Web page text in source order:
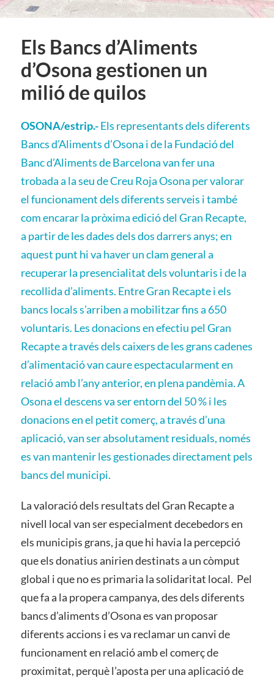
Els Bancs d’Aliments
d’Osona gestionen un
milió de quilos
OSONA/estrip.-Els representants dels diferents
Bancs d’Aliments d’Osona i de la Fundació del
Banc d’Aliments de Barcelona van fer una
trobada a la seu de Creu Roja Osona per valorar
el funcionament dels diferents serveis i també
com encarar la pròxima edició del Gran Recapte,
a partir de les dades dels dos darrers anys; en
aquest punt hi va haver un clam general a
recuperar la presencialitat dels voluntaris i de la
recollida d’aliments. Entre Gran Recapte i els
bancs locals s’arriben a mobilitzar fins a 650
voluntaris. Les donacions en efectiu pel Gran
Recapte a través dels caixers de les grans cadenes
d’alimentació van caure espectacularment en
relació amb l’any anterior, en plena pandèmia. A
Osona el descens va ser entorn del 50 % i les
donacions en el petit comerç, a través d’una
aplicació, van ser absolutament residuals, només
es van mantenir les gestionades directament pels
bancs del municipi.
La valoració dels resultats del Gran Recapte a
nivell local van ser especialment decebedors en
els municipis grans, ja que hi havia la percepció
que els donatius anirien destinats a un còmput
global i que no es primaria la solidaritat local. Pel
que fa a la propera campanya, des dels diferents
bancs d’aliments d’Osona es van proposar
diferents accions i es va reclamar un canvi de
funcionament en relació amb el comerç de
proximitat, perquè l’aposta per una aplicació de